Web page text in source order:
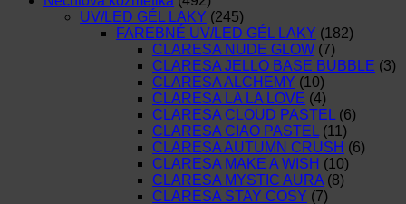
UV/LED GÉL LAKY (245)
FAREBNÉ UV/LED GÉL LAKY (182)
CLARESA NUDE GLOW (7)
CLARESA JELLO BASE BUBBLE (3)
CLARESA ALCHEMY (10)
CLARESA LA LA LOVE (4)
CLARESA CLOUD PASTEL (6)
CLARESA CIAO PASTEL (11)
CLARESA AUTUMN CRUSH (6)
CLARESA MAKE A WISH (10)
CLARESA MYSTIC AURA (8)
CLARESA STAY COSY (7)